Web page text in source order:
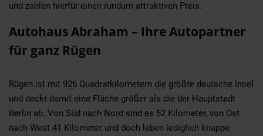
und zahlen hierfür einen rundum attraktiven Preis.
Autohaus Abraham – Ihre Autopartner
für ganz Rügen
Rügen ist mit 926 Quadratkilometern die größte deutsche Insel
und deckt damit eine Fläche größer als die der Hauptstadt
Berlin ab. Von Süd nach Nord sind es 52 Kilometer, von Ost
nach West 41 Kilometer und doch leben lediglich knappe